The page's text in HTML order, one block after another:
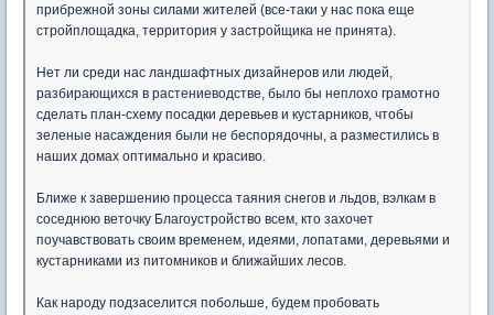
прибрежной зоны силами жителей (все-таки у нас пока еще
стройплощадка, территория у застройщика не принята).
Нет ли среди нас ландшафтных дизайнеров или людей,
разбирающихся в растениеводстве, было бы неплохо грамотно
сделать план-схему посадки деревьев и кустарников, чтобы
зеленые насаждения были не беспорядочны, а разместились в
наших домах оптимально и красиво.
Ближе к завершению процесса таяния снегов и льдов, вэлкам в
соседнюю веточку Благоустройство всем, кто захочет
поучавствовать своим временем, идеями, лопатами, деревьями и
кустарниками из питомников и ближайших лесов.
Как народу подзаселится побольше, будем пробовать